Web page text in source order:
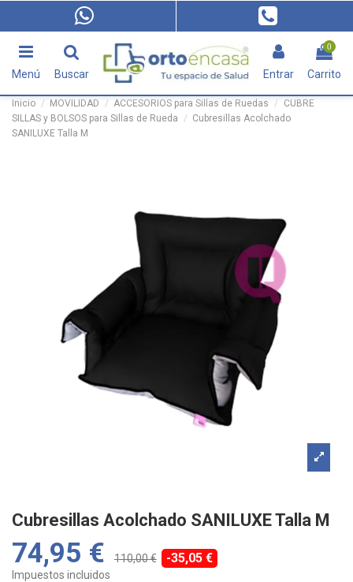
Menú Buscar Entrar
0
Carrito
Inicio MOVILIDAD ACCESORIOS para Sillas de Ruedas
CUBRE
SILLAS y BOLSOS para Sillas de Rueda
Cubresillas Acolchado
SANILUXE Talla M
Cubresillas Acolchado SANILUXE Talla M
74,95 € 110,00 € -35,05 €
Impuestos incluidos